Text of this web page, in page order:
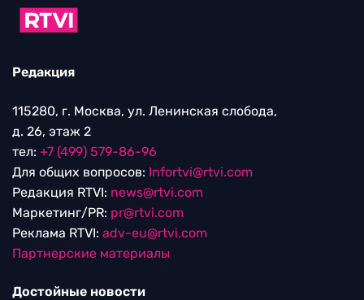
Редакция
115280, г. Москва, ул. Ленинская слобода,
д. 26, этаж 2
тел: +7 (499) 579-86-96
Для общих вопросов: Infortvi@rtvi.com
Редакция RTVI: news@rtvi.com
Маркетинг/PR: pr@rtvi.com
Реклама RTVI: adv-eu@rtvi.com
Партнерские материалы
Достойные новости